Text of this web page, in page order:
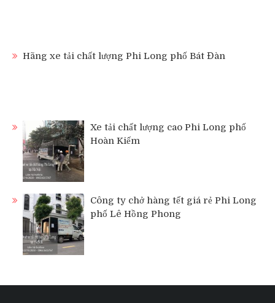
Hãng xe tải chất lượng Phi Long phố Bát Đàn
Xe tải chất lượng cao Phi Long phố
Hoàn Kiếm
Công ty chở hàng tết giá rẻ Phi Long
phố Lê Hồng Phong